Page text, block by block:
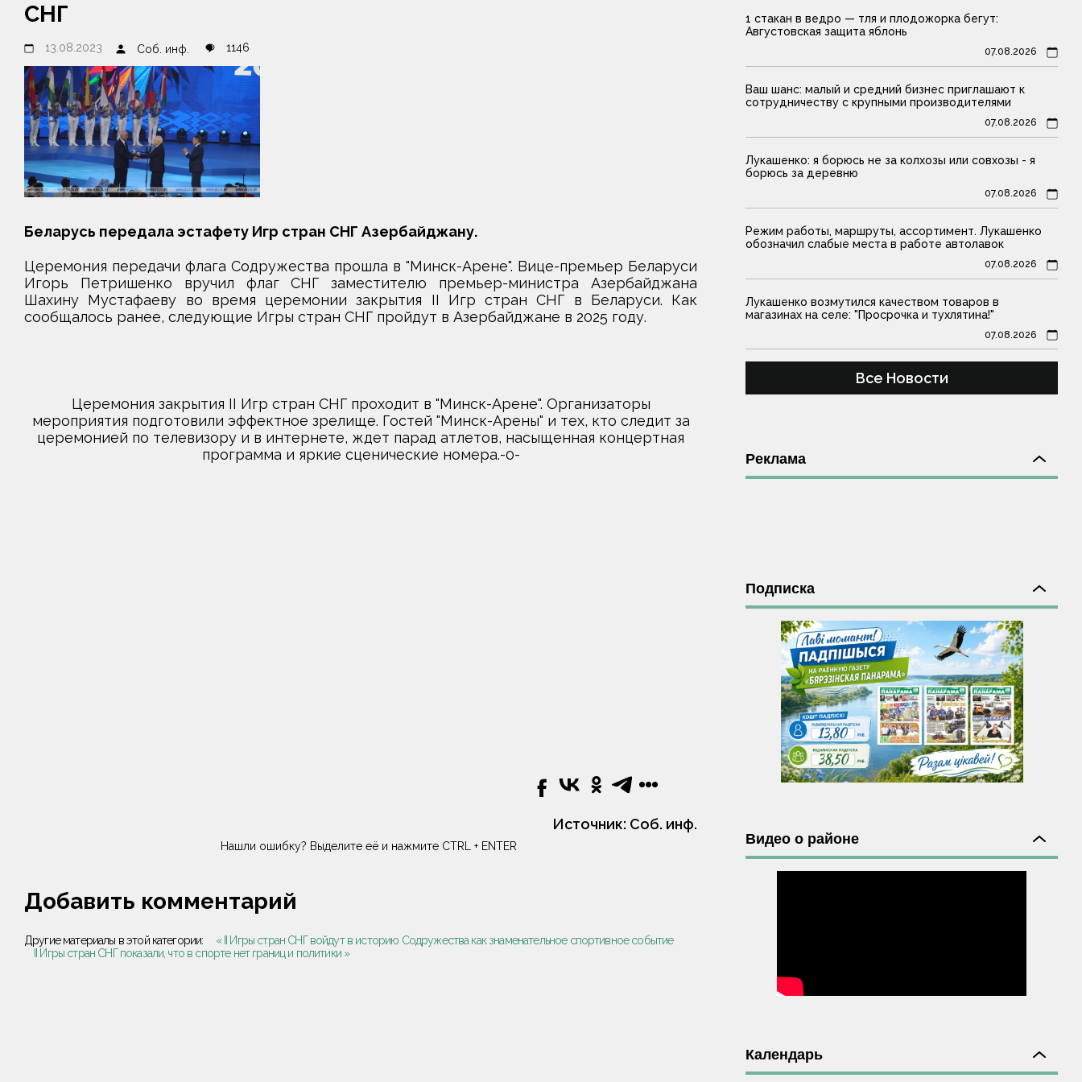
СНГ
13.08.2023 Соб. инф. 1146
Беларусь передала эстафету Игр стран СНГ Азербайджану.
Церемония передачи флага Содружества прошла в "Минск-Арене". Вице-премьер Беларуси
Игорь Петришенко вручил флаг СНГ заместителю премьер-министра Азербайджана
Шахину Мустафаеву во время церемонии закрытия II Игр стран СНГ в Беларуси. Как
сообщалось ранее, следующие Игры стран СНГ пройдут в Азербайджане в 2025 году.
Церемония закрытия II Игр стран СНГ проходит в "Минск-Арене". Организаторы
мероприятия подготовили эффектное зрелище. Гостей "Минск-Арены" и тех, кто следит за
церемонией по телевизору и в интернете, ждет парад атлетов, насыщенная концертная
программа и яркие сценические номера.-0-
Источник: Соб. инф.
Нашли ошибку? Выделите её и нажмите CTRL + ENTER
Добавить комментарий
Другие материалы в этой категории:
« II Игры стран СНГ войдут в историю Содружества как знаменательное спортивное событие
II Игры стран СНГ показали, что в спорте нет границ и политики »
1 стакан в ведро — тля и плодожорка бегут:
Августовская защита яблонь
07.08.2026
Ваш шанс: малый и средний бизнес приглашают к
сотрудничеству с крупными производителями
07.08.2026
Лукашенко: я борюсь не за колхозы или совхозы - я
борюсь за деревню
07.08.2026
Режим работы, маршруты, ассортимент. Лукашенко
обозначил слабые места в работе автолавок
07.08.2026
Лукашенко возмутился качеством товаров в
магазинах на селе: "Просрочка и тухлятина!"
07.08.2026
Все Новости
Реклама
Подписка
Видео о районе
Календарь